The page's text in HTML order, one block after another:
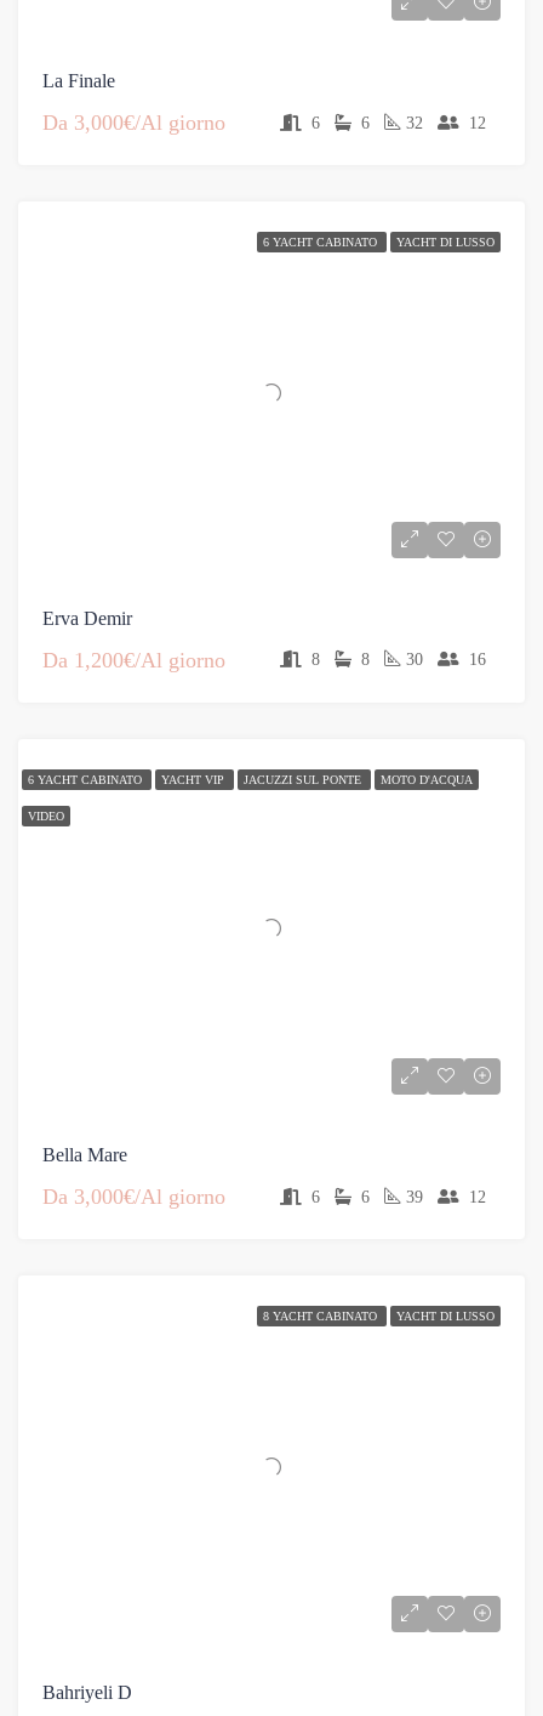
La Finale
Da 3,000€/Al giorno 6 6 32 12
6 YACHT CABINATO YACHT DI LUSSO
Erva Demir
Da 1,200€/Al giorno 8 8 30 16
6 YACHT CABINATO YACHT VIP JACUZZI SUL PONTE MOTO D'ACQUA
VIDEO
Bella Mare
Da 3,000€/Al giorno 6 6 39 12
8 YACHT CABINATO YACHT DI LUSSO
Bahriyeli D